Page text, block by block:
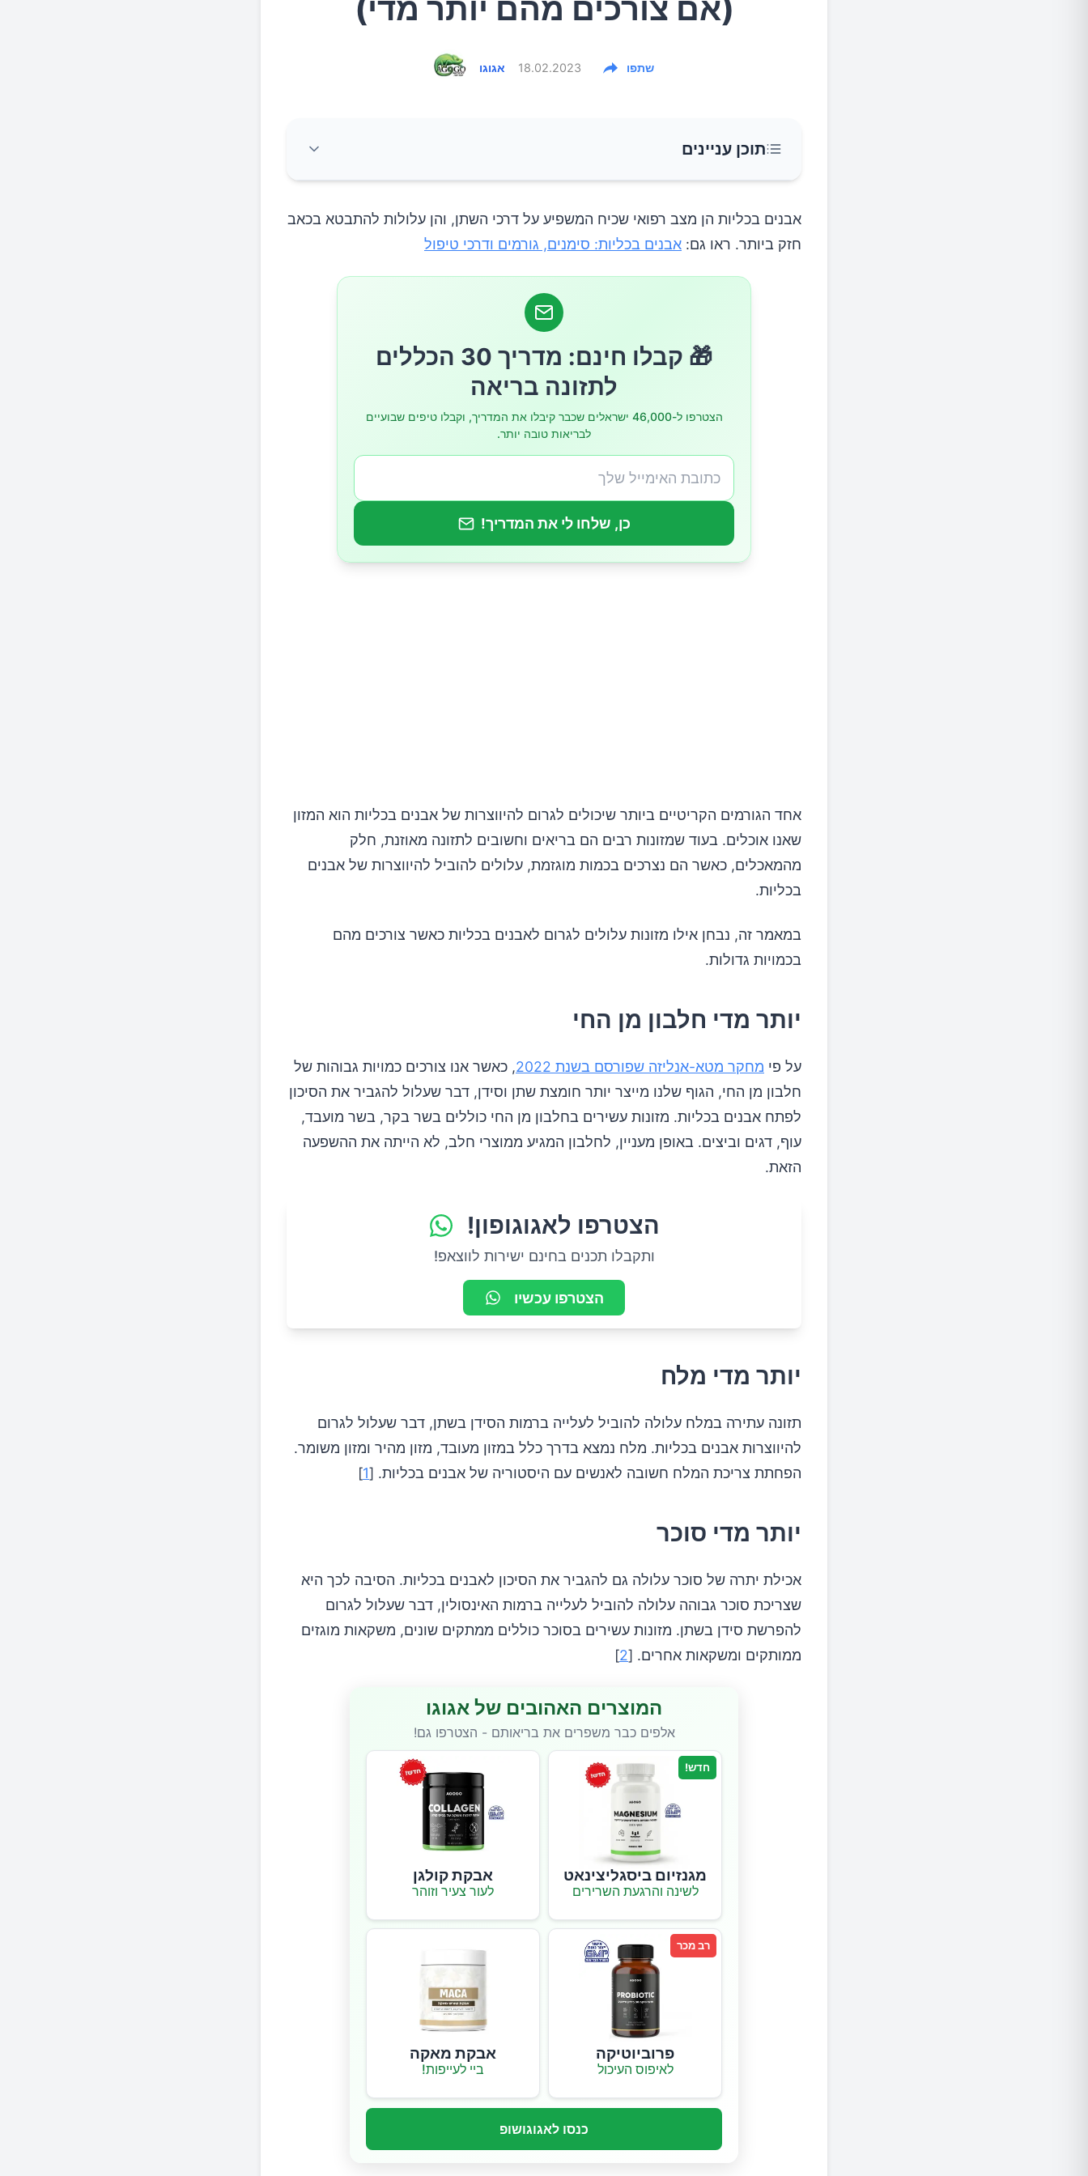
(אם צורכים מהם יותר מדי)
אגוגו 18.02.2023 שתפו
תוכן עניינים
יותר מדי חלבון מן החי
יותר מדי מזונות המכילים אוקסלט
מזונות עתירים בפורין
משקאות מוגזים ממותקים
תוספי ויטמין C
סידן ואבנים בכליות
אבנים בכליות הן מצב רפואי שכיח המשפיע על דרכי השתן, והן עלולות להתבטא בכאב
חזק ביותר. ראו גם: אבנים בכליות: סימנים, גורמים ודרכי טיפול
🎁 קבלו חינם: מדריך 30 הכללים
לתזונה בריאה
הצטרפו ל-46,000 ישראלים שכבר קיבלו את המדריך, וקבלו טיפים שבועיים
לבריאות טובה יותר.
כן, שלחו לי את המדריך!
אחד הגורמים הקריטיים ביותר שיכולים לגרום להיווצרות של אבנים בכליות הוא המזון
שאנו אוכלים. בעוד שמזונות רבים הם בריאים וחשובים לתזונה מאוזנת, חלק
מהמאכלים, כאשר הם נצרכים בכמות מוגזמת, עלולים להוביל להיווצרות של אבנים
בכליות.
במאמר זה, נבחן אילו מזונות עלולים לגרום לאבנים בכליות כאשר צורכים מהם
בכמויות גדולות.
יותר מדי חלבון מן החי
על פי מחקר מטא-אנליזה שפורסם בשנת 2022
, כאשר אנו צורכים כמויות גבוהות של
חלבון מן החי, הגוף שלנו מייצר יותר חומצת שתן וסידן, דבר שעלול להגביר את הסיכון
לפתח אבנים בכליות. מזונות עשירים בחלבון מן החי כוללים בשר בקר, בשר מועבד,
עוף, דגים וביצים. באופן מעניין, לחלבון המגיע ממוצרי חלב, לא הייתה את ההשפעה
הזאת.
הצטרפו לאגוגופון!
ותקבלו תכנים בחינם ישירות לווצאפ!
הצטרפו עכשיו
יותר מדי מלח
תזונה עתירה במלח עלולה להוביל לעלייה ברמות הסידן בשתן, דבר שעלול לגרום
להיווצרות אבנים בכליות. מלח נמצא בדרך כלל במזון מעובד, מזון מהיר ומזון משומר.
הפחתת צריכת המלח חשובה לאנשים עם היסטוריה של אבנים בכליות. [1
]
יותר מדי סוכר
אכילת יתרה של סוכר עלולה גם להגביר את הסיכון לאבנים בכליות. הסיבה לכך היא
שצריכת סוכר גבוהה עלולה להוביל לעלייה ברמות האינסולין, דבר שעלול לגרום
להפרשת סידן בשתן. מזונות עשירים בסוכר כוללים ממתקים שונים, משקאות מוגזים
ממותקים ומשקאות אחרים. [2
]
המוצרים האהובים של אגוגו
אלפים כבר משפרים את בריאותם - הצטרפו גם!
חדש!
מגנזיום ביסגליצינאט
לשינה והרגעת השרירים
אבקת קולגן
לעור צעיר וזוהר
רב מכר
פרוביוטיקה
לאיפוס העיכול
אבקת מאקה
ביי לעייפות!
כנסו לאגוגושופ